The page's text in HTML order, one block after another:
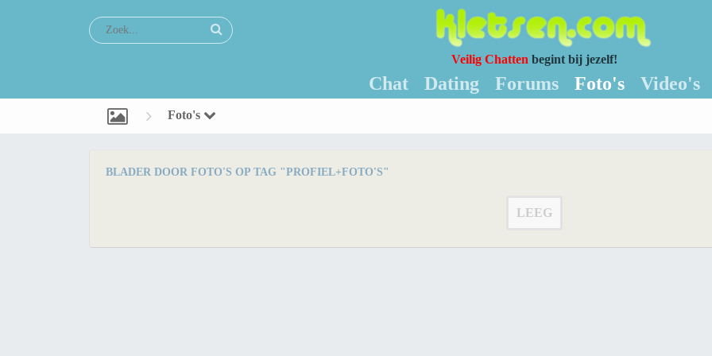
Veilig Chatten begint bij jezelf!
Chat Dating Forums Foto's Video's
Foto's
BLADER DOOR FOTO'S OP TAG "PROFIEL+FOTO'S"
LEEG